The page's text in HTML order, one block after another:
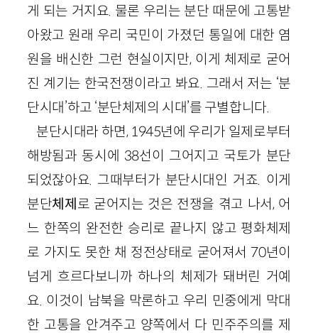
게 되는 거지요. 물론 우리는 분단 때문에 고통받
아왔고 원래 우리 국민이 가졌던 통일에 대한 염
원을 배신한 그런 현실이지만, 이게 체제로 굳어
진 계기는 한국전쟁이라고 봐요. 그래서 저는 ‘분
단시대’하고 ‘분단체제의 시대’를 구별합니다.
분단시대라 하면, 1945년에 우리가 일제로부터
해방됨과 동시에 38선이 그어지고 국토가 분단
되었잖아요. 그때부터가 분단시대인 거죠. 이게
분단체제로 굳어지는 것은 전쟁을 겪고 나서, 어
느 한쪽의 완전한 승리로 끝나지 않고 평화체제
로 가지도 못한 채 정전상태로 굳어져서 70년이
넘게 흐르다보니까 하나의 체제가 돼버린 거예
요. 이것이 남북을 막론하고 우리 민중에게 막대
한 고통을 안겨주고 양쪽에서 다 민주주의를 제